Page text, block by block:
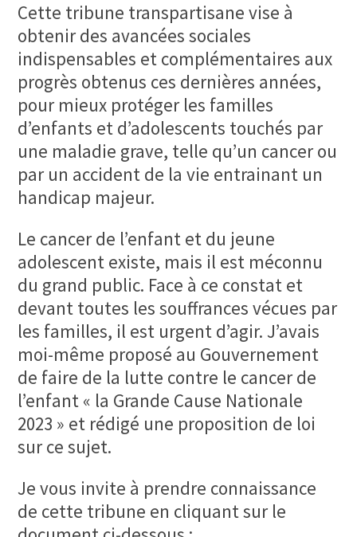
Cette tribune transpartisane vise à
obtenir des avancées sociales
indispensables et complémentaires aux
progrès obtenus ces dernières années,
pour mieux protéger les familles
d’enfants et d’adolescents touchés par
une maladie grave, telle qu’un cancer ou
par un accident de la vie entrainant un
handicap majeur.
Le cancer de l’enfant et du jeune
adolescent existe, mais il est méconnu
du grand public. Face à ce constat et
devant toutes les souffrances vécues par
les familles, il est urgent d’agir. J’avais
moi-même proposé au Gouvernement
de faire de la lutte contre le cancer de
l’enfant « la Grande Cause Nationale
2023 » et rédigé une proposition de loi
sur ce sujet.
Je vous invite à prendre connaissance
de cette tribune en cliquant sur le